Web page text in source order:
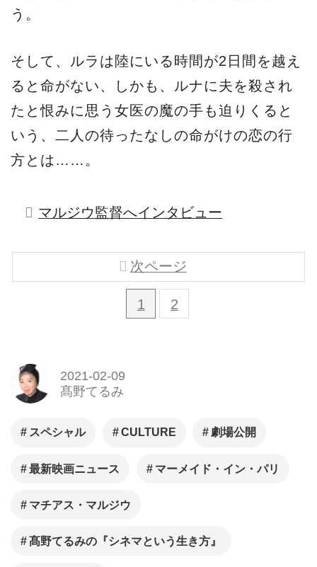
う。
そして、ルラは陸にいる時間が2日間を越え
ると命がない、しかも、ルナに夫を殺され
たと恨みに思う女医の魔の手も迫りくると
いう、二人の待ったなしの命がけの恋の行
方とは……。
マルジウ監督へインタビュー
1 2
次ページ
2021-02-09
髙野てるみ
スペシャル CULTURE 劇場公開
最新映画ニュース マーメイド・イン・パリ
マチアス・マルジウ
髙野てるみの『シネマという生き方』